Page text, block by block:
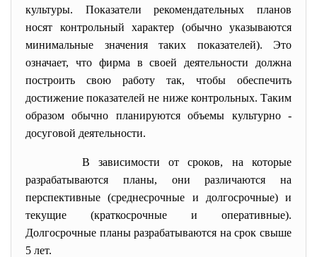
культуры. Показатели рекомендательных планов
носят контрольный характер (обычно указываются
минимальные значения таких показателей). Это
означает, что фирма в своей деятельности должна
построить свою работу так, чтобы обеспечить
достижение показателей не ниже контрольных. Таким
образом обычно планируются объемы культурно -
досуговой деятельности.
В зависимости от сроков, на которые
разрабатываются планы, они различаются на
перспективные (среднесрочные и долгосрочные) и
текущие (краткосрочные и оперативные).
Долгосрочные планы разрабатываются на срок свыше
5 лет.